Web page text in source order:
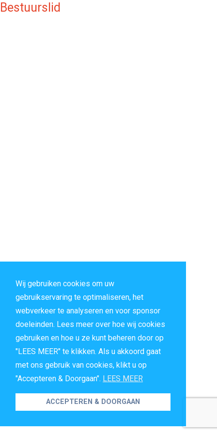
Wij gebruiken cookies om uw
gebruikservaring te optimaliseren, het
webverkeer te analyseren en voor sponsor
doeleinden. Lees meer over hoe wij cookies
gebruiken en hoe u ze kunt beheren door op
"LEES MEER" te klikken. Als u akkoord gaat
met ons gebruik van cookies, klikt u op
"Accepteren & Doorgaan". LEES MEER
ACCEPTEREN & DOORGAAN
Bestuurslid